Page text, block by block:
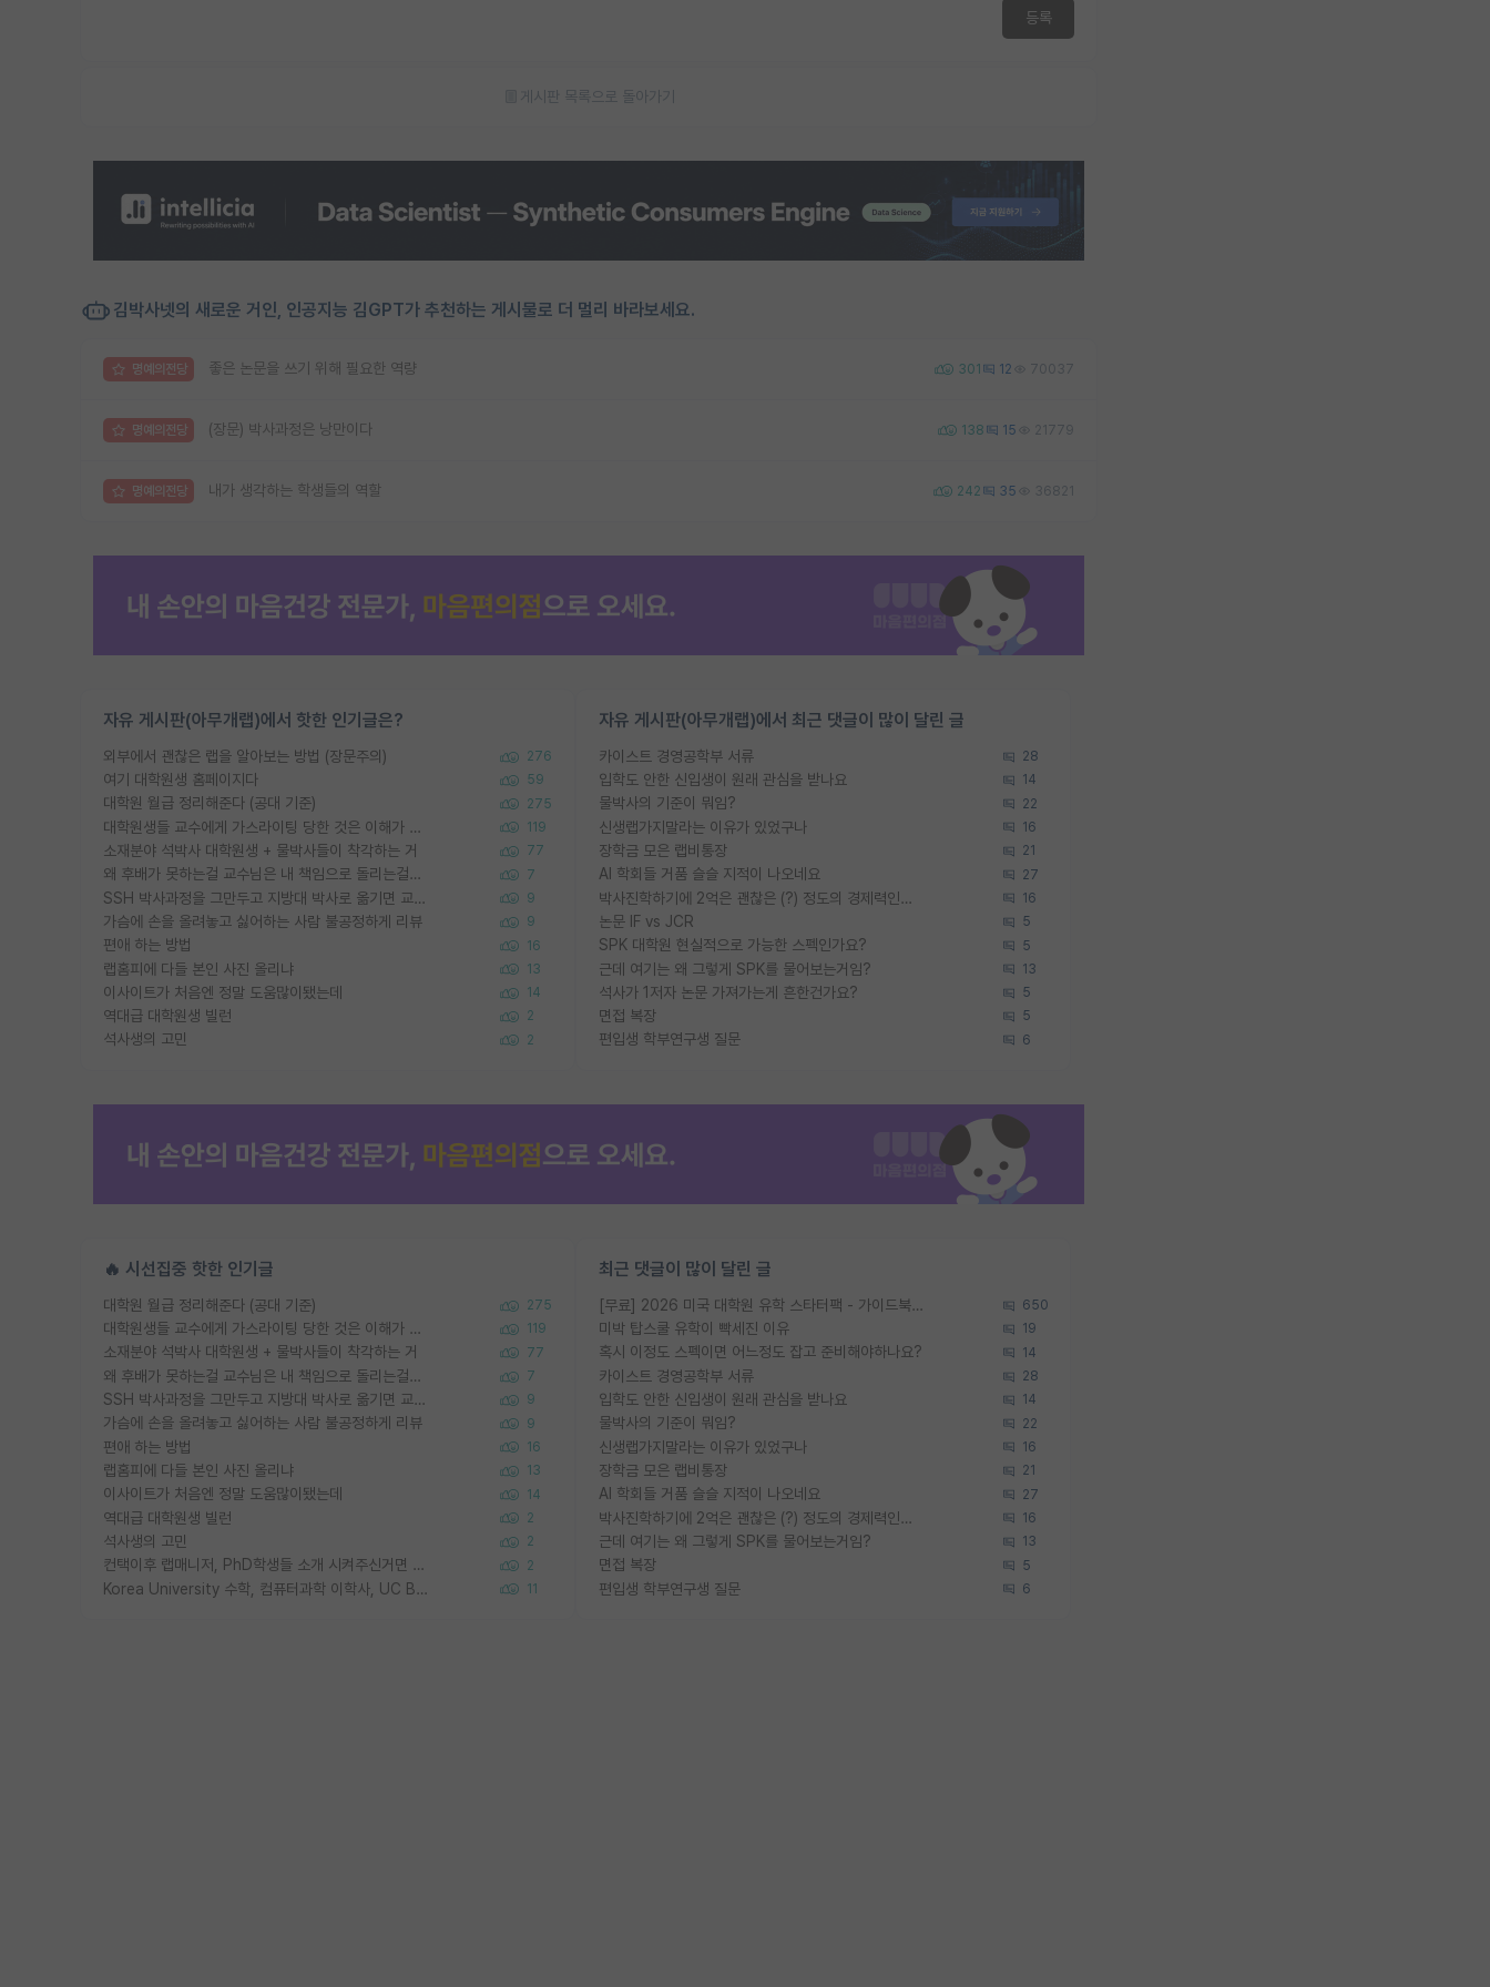
등록
게시판 목록으로 돌아가기
김박사넷의 새로운 거인, 인공지능 김GPT가 추천하는 게시물로 더 멀리 바라보세요.
명예의전당 좋은 논문을 쓰기 위해 필요한 역량 301 12 70037
명예의전당 (장문) 박사과정은 낭만이다 138 15 21779
명예의전당 내가 생각하는 학생들의 역할 242 35 36821
자유 게시판(아무개랩)에서 핫한 인기글은?
외부에서 괜찮은 랩을 알아보는 방법 (장문주의) 276
여기 대학원생 홈페이지다 59
대학원 월급 정리해준다 (공대 기준) 275
대학원생들 교수에게 가스라이팅 당한 것은 이해가 갑니다. 안타깝네요. 119
소재분야 석박사 대학원생 + 물박사들이 착각하는 거 77
왜 후배가 못하는걸 교수님은 내 책임으로 돌리는걸까요? 7
SSH 박사과정을 그만두고 지방대 박사로 옮기면 교수의 꿈은 끝일까요? 9
가슴에 손을 올려놓고 싫어하는 사람 불공정하게 리뷰 9
편애 하는 방법 16
랩홈피에 다들 본인 사진 올리냐 13
이사이트가 처음엔 정말 도움많이됐는데 14
역대급 대학원생 빌런 2
석사생의 고민 2
자유 게시판(아무개랩)에서 최근 댓글이 많이 달린 글
카이스트 경영공학부 서류 28
입학도 안한 신입생이 원래 관심을 받나요 14
물박사의 기준이 뭐임? 22
신생랩가지말라는 이유가 있었구나 16
장학금 모은 랩비통장 21
AI 학회들 거품 슬슬 지적이 나오네요 27
박사진학하기에 2억은 괜찮은 (?) 정도의 경제력인가요 16
논문 IF vs JCR 5
SPK 대학원 현실적으로 가능한 스펙인가요? 5
근데 여기는 왜 그렇게 SPK를 물어보는거임? 13
석사가 1저자 논문 가져가는게 흔한건가요? 5
면접 복장 5
편입생 학부연구생 질문 6
🔥 시선집중 핫한 인기글
대학원 월급 정리해준다 (공대 기준) 275
대학원생들 교수에게 가스라이팅 당한 것은 이해가 갑니다. 안타깝네요. 119
소재분야 석박사 대학원생 + 물박사들이 착각하는 거 77
왜 후배가 못하는걸 교수님은 내 책임으로 돌리는걸까요? 7
SSH 박사과정을 그만두고 지방대 박사로 옮기면 교수의 꿈은 끝일까요? 9
가슴에 손을 올려놓고 싫어하는 사람 불공정하게 리뷰 9
편애 하는 방법 16
랩홈피에 다들 본인 사진 올리냐 13
이사이트가 처음엔 정말 도움많이됐는데 14
역대급 대학원생 빌런 2
석사생의 고민 2
컨택이후 랩매니저, PhD학생들 소개 시켜주신거면 거의 컨펌에 가깝나요? 2
Korea University 수학, 컴퓨터과학 이학사, UC Berkeley 산업공학 대학원 공학박사가 되는 것은 쉽지 않겠죠? 11
최근 댓글이 많이 달린 글
[무료] 2026 미국 대학원 유학 스타터팩 - 가이드북 & 합격자 컨택메일 템플릿 650
미박 탑스쿨 유학이 빡세진 이유 19
혹시 이정도 스펙이면 어느정도 잡고 준비해야하나요? 14
카이스트 경영공학부 서류 28
입학도 안한 신입생이 원래 관심을 받나요 14
물박사의 기준이 뭐임? 22
신생랩가지말라는 이유가 있었구나 16
장학금 모은 랩비통장 21
AI 학회들 거품 슬슬 지적이 나오네요 27
박사진학하기에 2억은 괜찮은 (?) 정도의 경제력인가요 16
근데 여기는 왜 그렇게 SPK를 물어보는거임? 13
면접 복장 5
편입생 학부연구생 질문 6